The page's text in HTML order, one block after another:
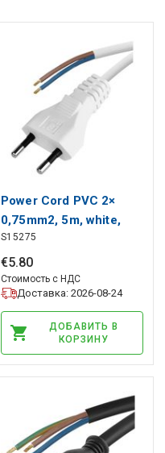
Power Cord PVC 2×
0,75mm2, 5m, white,
EMOS
S15275
€5.80
Стоимость с НДС
Доставка: 2026-08-24
ДОБАВИТЬ В
КОРЗИНУ